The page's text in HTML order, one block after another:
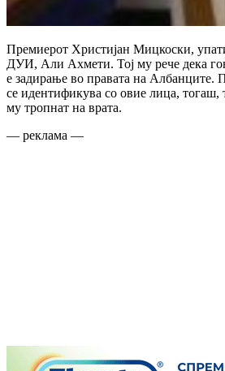
Премиерот Христијан Мицкоски,
ДУИ, Али Ахмети. Тој му рече дека
е задирање во правата на Албанците.
се идентификува со овие лица, тогаш,
му тропнат на врата.
— реклама —